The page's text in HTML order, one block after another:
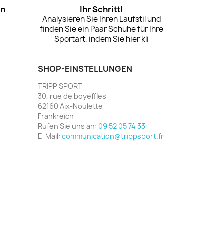
Ihr Schritt!
Analysieren Sie Ihren Laufstil und
finden Sie ein Paar Schuhe für Ihre
Sportart, indem Sie hier kli
SHOP-EINSTELLUNGEN
TRIPP SPORT
30, rue de boyeffles
62160 Aix-Noulette
Frankreich
Rufen Sie uns an: 09 52 05 74 33
E-Mail: communication@trippsport.fr